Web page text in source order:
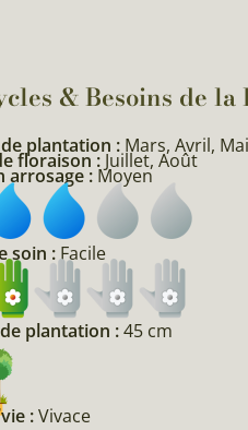
& Besoins de la
plantation : Mars, Avril, Mai
floraison : Juillet, Août
arrosage : Moyen
soin :Facile
plantation :45 cm
:Vivace